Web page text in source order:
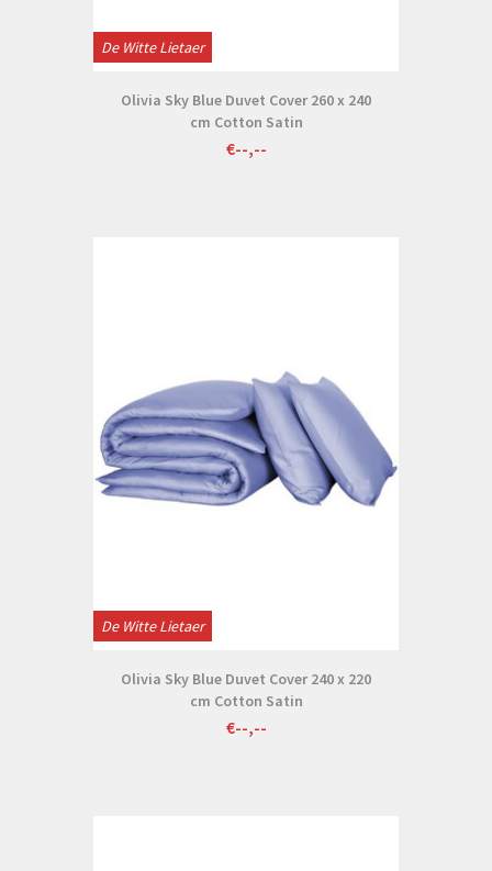
De Witte Lietaer
Olivia Sky Blue Duvet Cover 260 x 240
cm Cotton Satin
€--,--
De Witte Lietaer
Olivia Sky Blue Duvet Cover 240 x 220
cm Cotton Satin
€--,--